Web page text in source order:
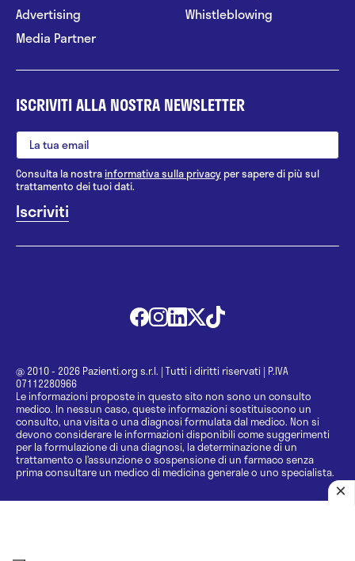
Advertising
Media Partner
Whistleblowing
ISCRIVITI ALLA NOSTRA NEWSLETTER
Consulta la nostrainformativa sulla privacy per sapere di più sul
trattamento dei tuoi dati.
@ 2010 - 2026 Pazienti.org s.r.l. | Tutti i diritti riservati | P.IVA
07112280966
Le informazioni proposte in questo sito non sono un consulto
medico. In nessun caso, queste informazioni sostituiscono un
consulto, una visita o una diagnosi formulata dal medico. Non si
devono considerare le informazioni disponibili come suggerimenti
per la formulazione di una diagnosi, la determinazione di un
trattamento o l’assunzione o sospensione di un farmaco senza
prima consultare un medico di medicina generale o uno specialista.